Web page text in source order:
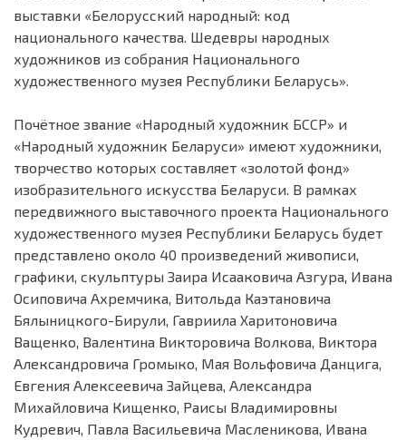
выставки «Белорусский народный: код
национального качества. Шедевры народных
художников из собрания Национального
художественного музея Республики Беларусь».
Почётное звание «Народный художник БССР» и
«Народный художник Беларуси» имеют художники,
творчество которых составляет «золотой фонд»
изобразительного искусства Беларуси. В рамках
передвижного выставочного проекта Национального
художественного музея Республики Беларусь будет
представлено около 40 произведений живописи,
графики, скульптуры Заира Исааковича Азгура, Ивана
Осиповича Ахремчика, Витольда Каэтановича
Бялыницкого-Бирули, Гавриила Харитоновича
Ващенко, Валентина Викторовича Волкова, Виктора
Александровича Громыко, Мая Вольфовича Данцига,
Евгения Алексеевича Зайцева, Александра
Михайловича Кищенко, Раисы Владимировны
Кудревич, Павла Васильевича Масленикова, Ивана